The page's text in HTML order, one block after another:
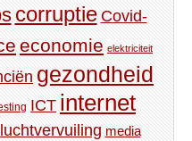
corruptie Covid-
economie elektriciteit
gezondheid
ICT internet
luchtvervuiling media